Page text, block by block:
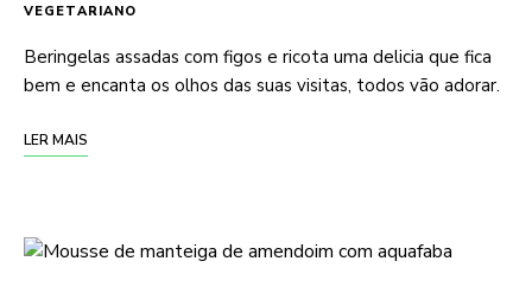
VEGETARIANO
Beringelas assadas com figos e ricota uma delicia que fica
bem e encanta os olhos das suas visitas, todos vão adorar.
LER MAIS